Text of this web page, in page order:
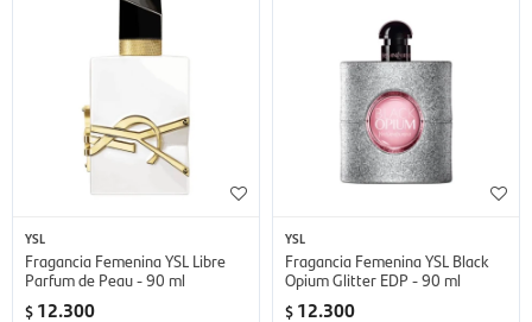
YSL
Fragancia Femenina YSL Libre
Parfum de Peau - 90 ml
$ 12.300
YSL
Fragancia Femenina YSL Black
Opium Glitter EDP - 90 ml
$ 12.300